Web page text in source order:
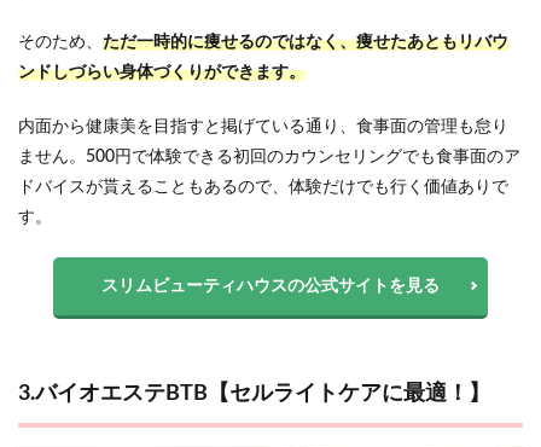
そのため、 ただ一時的に痩せるのではなく、痩せたあともリバウ
ンドしづらい身体づくりができます。
内面から健康美を目指すと掲げている通り、食事面の管理も怠り
ません。500円で体験できる初回のカウンセリングでも食事面のア
ドバイスが貰えることもあるので、体験だけでも行く価値ありで
す。
スリムビューティハウスの公式サイトを見る
3.バイオエステBTB【セルライトケアに最適！】